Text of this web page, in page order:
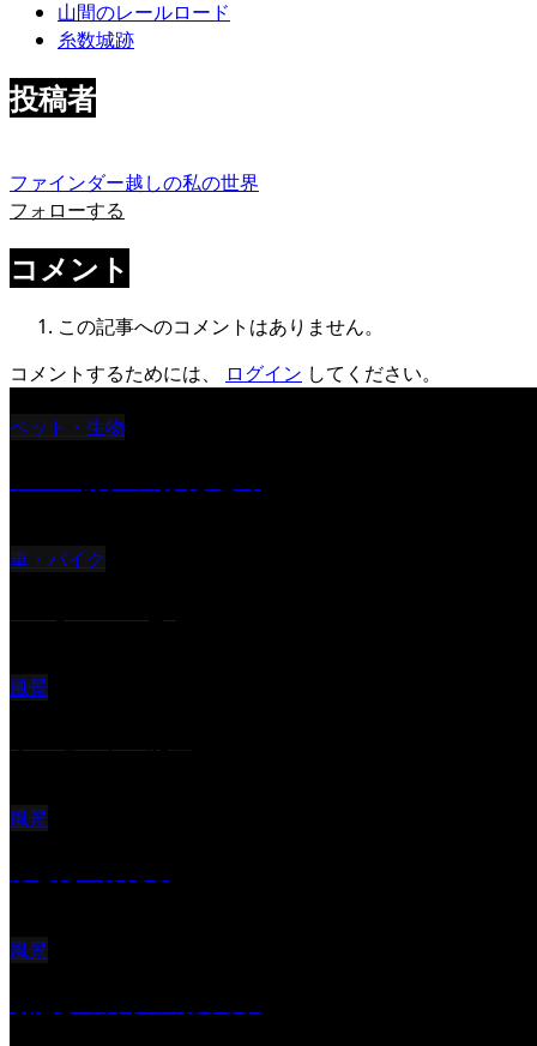
山間のレールロード
糸数城跡
投稿者
ファインダー越しの私の世界
フォローする
コメント
この記事へのコメントはありません。
コメントするためには、
ログイン してください。
ペット・生物
車・バイク
風景
風景
風景